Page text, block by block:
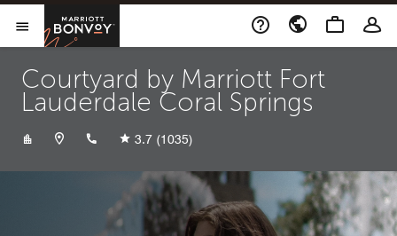
Skip to Content
Abrir el menú
Marriott Bonvoy
Courtyard by Marriott Fort
Lauderdale Coral Springs
+19542271300
3.7 (1035)